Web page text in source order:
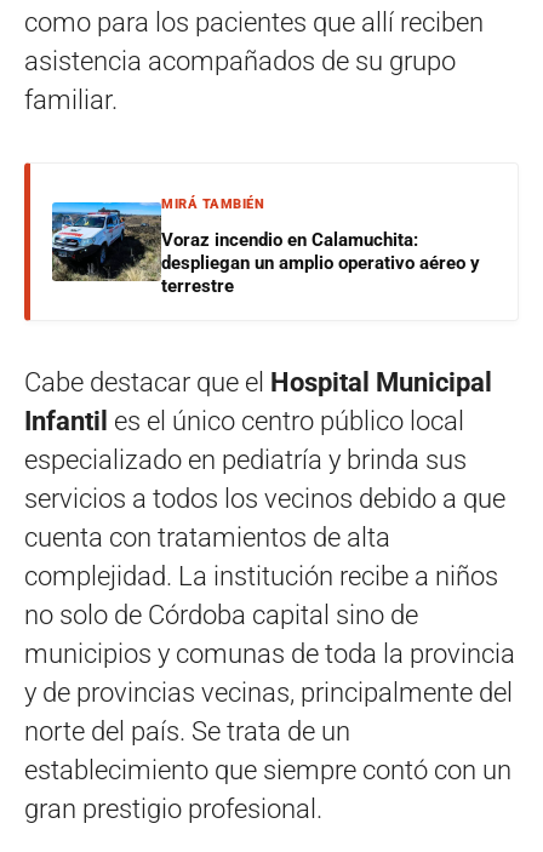
como para los pacientes que allí reciben
asistencia acompañados de su grupo
familiar.
MIRÁ TAMBIÉN
Voraz incendio en Calamuchita:
despliegan un amplio operativo aéreo y
terrestre
Cabe destacar que el Hospital Municipal
Infantil es el único centro público local
especializado en pediatría y brinda sus
servicios a todos los vecinos debido a que
cuenta con tratamientos de alta
complejidad. La institución recibe a niños
no solo de Córdoba capital sino de
municipios y comunas de toda la provincia
y de provincias vecinas, principalmente del
norte del país. Se trata de un
establecimiento que siempre contó con un
gran prestigio profesional.